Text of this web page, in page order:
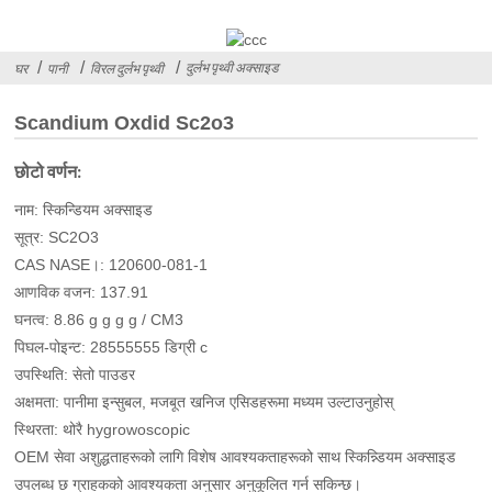
घर पानी विरल दुर्लभ पृथ्वी दुर्लभ पृथ्वी अक्साइड
Scandium Oxdid Sc2o3
छोटो वर्णन:
नाम: स्किन्डियम अक्साइड
सूत्र: SC2O3
CAS NASE।: 120600-081-1
आणविक वजन: 137.91
घनत्व: 8.86 g g g g / CM3
पिघल-पोइन्ट: 28555555 डिग्री c
उपस्थिति: सेतो पाउडर
अक्षमता: पानीमा इन्सुबल, मजबूत खनिज एसिडहरूमा मध्यम उल्टाउनुहोस्
स्थिरता: थोरै hygrowoscopic
OEM सेवा अशुद्धताहरूको लागि विशेष आवश्यकताहरूको साथ स्किन्न्डियम अक्साइड
उपलब्ध छ ग्राहकको आवश्यकता अनुसार अनुकूलित गर्न सकिन्छ।